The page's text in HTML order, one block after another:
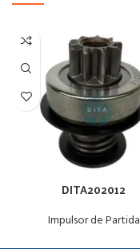
DITA202012
Impulsor de Partida